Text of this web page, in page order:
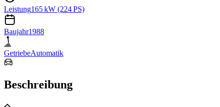
Leistung165 kW (224 PS)
Baujahr1988
GetriebeAutomatik
Beschreibung